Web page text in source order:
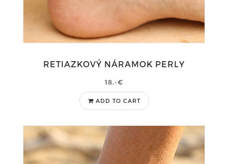
RETIAZKOVÝ NÁRAMOK PERLY
18,-€
ADD TO CART